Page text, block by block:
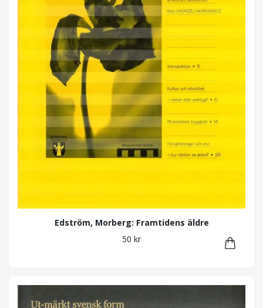
Edström, Morberg: Framtidens äldre
50 kr